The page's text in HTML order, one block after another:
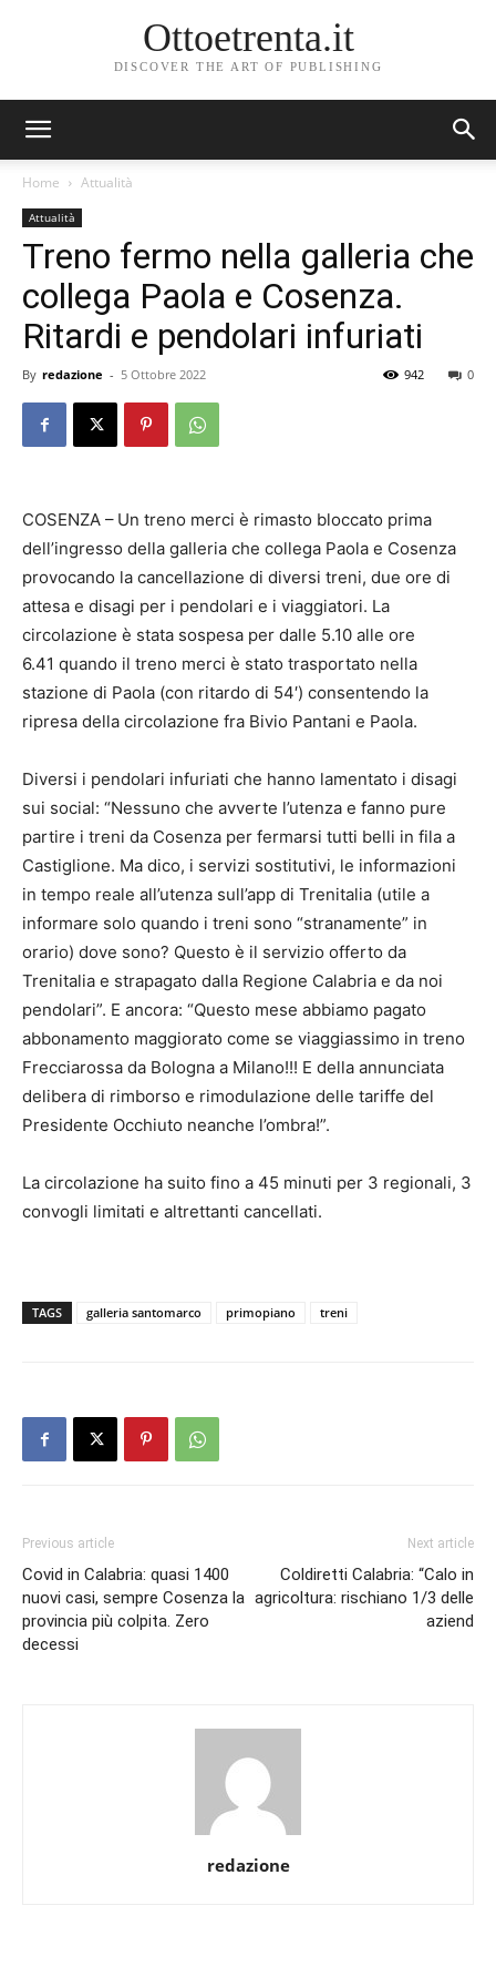
Ottoetrenta.it
DISCOVER THE ART OF PUBLISHING
Home Attualità
Attualità
Treno fermo nella galleria che
collega Paola e Cosenza.
Ritardi e pendolari infuriati
By redazione - 5 Ottobre 2022 0
942
COSENZA – Un treno merci è rimasto bloccato prima
dell’ingresso della galleria che collega Paola e Cosenza
provocando la cancellazione di diversi treni, due ore di
attesa e disagi per i pendolari e i viaggiatori. La
circolazione è stata sospesa per dalle 5.10 alle ore
6.41 quando il treno merci è stato trasportato nella
stazione di Paola (con ritardo di 54′) consentendo la
ripresa della circolazione fra Bivio Pantani e Paola.
Diversi i pendolari infuriati che hanno lamentato i disagi
sui social: “Nessuno che avverte l’utenza e fanno pure
partire i treni da Cosenza per fermarsi tutti belli in fila a
Castiglione. Ma dico, i servizi sostitutivi, le informazioni
in tempo reale all’utenza sull’app di Trenitalia (utile a
informare solo quando i treni sono “stranamente” in
orario) dove sono? Questo è il servizio offerto da
Trenitalia e strapagato dalla Regione Calabria e da noi
pendolari”. E ancora: “Questo mese abbiamo pagato
abbonamento maggiorato come se viaggiassimo in treno
Frecciarossa da Bologna a Milano!!! E della annunciata
delibera di rimborso e rimodulazione delle tariffe del
Presidente Occhiuto neanche l’ombra!”.
La circolazione ha suito fino a 45 minuti per 3 regionali, 3
convogli limitati e altrettanti cancellati.
TAGS galleria santomarco primopiano treni
Previous article
Covid in Calabria: quasi 1400
nuovi casi, sempre Cosenza la
provincia più colpita. Zero
decessi
Next article
Coldiretti Calabria: “Calo in
agricoltura: rischiano 1/3 delle
aziend
redazione